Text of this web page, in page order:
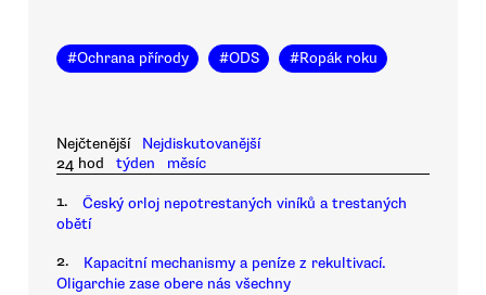
#Ochrana přírody #ODS #Ropák roku
Nejčtenější
Nejdiskutovanější
24 hod
týden měsíc
1.
Český orloj nepotrestaných viníků a trestaných
obětí
2.
Kapacitní mechanismy a peníze z rekultivací.
Oligarchie zase obere nás všechny